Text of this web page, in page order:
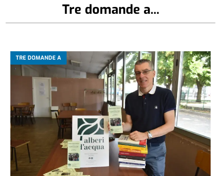
Tre domande a...
TRE DOMANDE A